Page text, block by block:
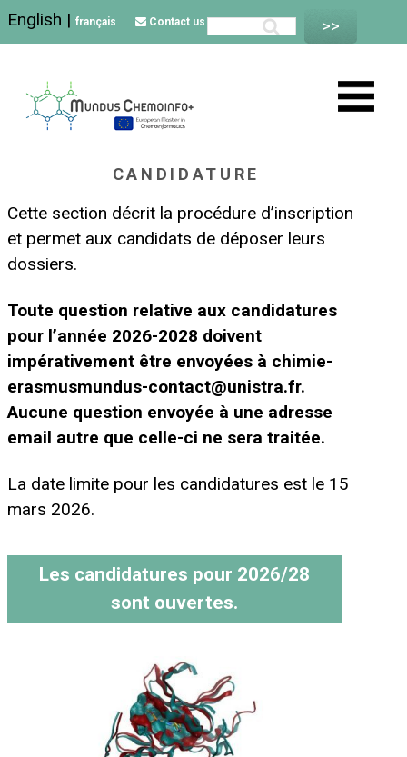
English | français Contact us
CANDIDATURE
Cette section décrit la procédure d’inscription
et permet aux candidats de déposer leurs
dossiers.
Toute question relative aux candidatures
pour l’année 2026-2028 doivent
impérativement être envoyées à chimie-
erasmusmundus-contact@unistra.fr.
Aucune question envoyée à une adresse
email autre que celle-ci ne sera traitée.
La date limite pour les candidatures est le 15
mars 2026.
Les candidatures pour 2026/28
sont ouvertes.